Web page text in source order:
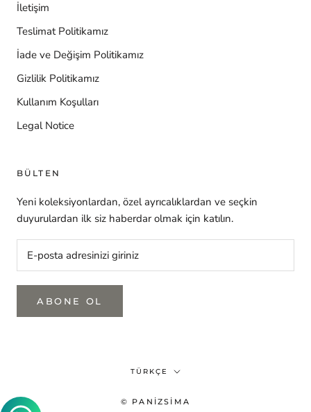
İletişim
Teslimat Politikamız
İade ve Değişim Politikamız
Gizlilik Politikamız
Kullanım Koşulları
Legal Notice
BÜLTEN
Yeni koleksiyonlardan, özel ayrıcalıklardan ve seçkin
duyurulardan ilk siz haberdar olmak için katılın.
ABONE OL
Dil
TÜRKÇE
© PANIZSIMA